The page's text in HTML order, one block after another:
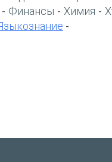
- Финансы - Химия -
-